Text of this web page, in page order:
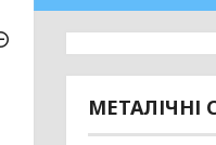
МЕТАЛІЧНІ